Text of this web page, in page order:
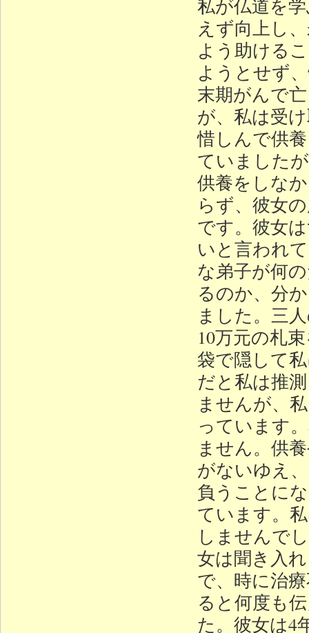
私が仏道を
えず向上し
よう助ける
ようとせず
末期がんで
が、私は受
惜しんで供
ていました
供養をしな
らず、彼女
です。彼女
いと言われ
な弟子が何
るのか、分
ました。三
10万元の札
袋で隠して
だと私は推
ませんが、
っています
ません。供
がないゆえ
負うことに
ています。
しませんで
女は聞き入
で、時に治
ると何度も
た。彼女は4